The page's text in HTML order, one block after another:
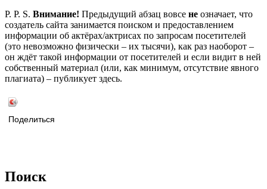
P. P. S. Внимание! Предыдущий абзац вовсе не означает, что
создатель сайта занимается поиском и предоставлением
информации об актёрах/актрисах по запросам посетителей
(это невозможно физически – их тысячи), как раз наоборот –
он ждёт такой информации от посетителей и если видит в ней
собственный материал (или, как минимум, отсутствие явного
плагиата) – публикует здесь.
Поделиться
Поиск